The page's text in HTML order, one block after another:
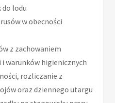
lodu
w obecności
z zachowaniem
warunków higienicznych
rozliczanie z
oraz dziennego utargu